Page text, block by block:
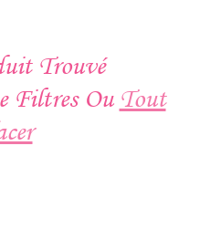
Trouvé
Filtres Ou Tout